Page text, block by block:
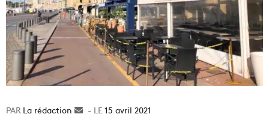
La rédaction
Envoyer15 avril 2021